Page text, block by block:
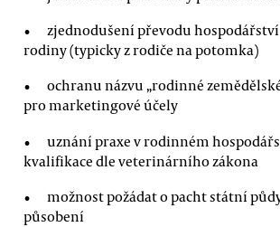
zjednodušení převodu
rodiny (typicky z rodiče na potomka)
ochranu názvu „rodinné
pro marketingové účely
uznání praxe v rodinném
kvalifikace dle veterinárního zákona
možnost požádat o pacht státní
působení